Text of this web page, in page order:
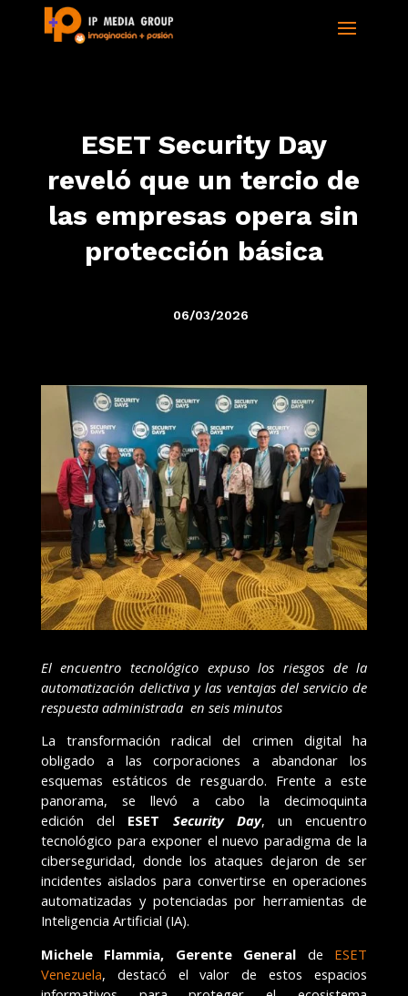
ESET Security Day
reveló que un tercio de
las empresas opera sin
protección básica
06/03/2026
El encuentro tecnológico expuso los riesgos de la
automatización delictiva y las ventajas del servicio de
respuesta administrada en seis minutos
La transformación radical del crimen digital ha
obligado a las corporaciones a abandonar los
esquemas estáticos de resguardo. Frente a este
panorama, se llevó a cabo la decimoquinta
edición del ESET Security Day, un encuentro
tecnológico para exponer el nuevo paradigma de la
ciberseguridad, donde los ataques dejaron de ser
incidentes aislados para convertirse en operaciones
automatizadas y potenciadas por herramientas de
Inteligencia Artificial (IA).
Michele Flammia, Gerente General de ESET
Venezuela, destacó el valor de estos espacios